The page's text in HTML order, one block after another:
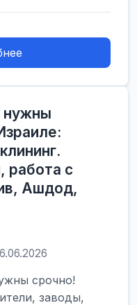
нужны
работа с
Ашдод,
срочно!
заводы,